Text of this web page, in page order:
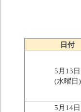
日付
5月13日
(水曜日)
5月14日